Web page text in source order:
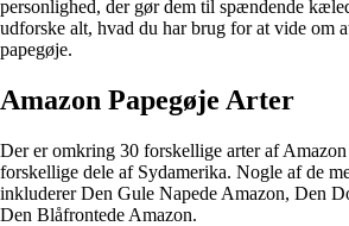
personlighed, der gør dem til spændende
udforske alt, hvad du har brug for at vide om
papegøje.
Amazon Papegøje Arter
Der er omkring 30 forskellige arter af
forskellige dele af Sydamerika. Nogle af de
inkluderer Den Gule Napede Amazon, Den
Den Blåfrontede Amazon.